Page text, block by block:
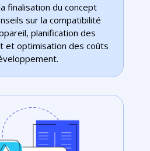
finalisation du concept
sur la compatibilité
planification des
et optimisation des coûts